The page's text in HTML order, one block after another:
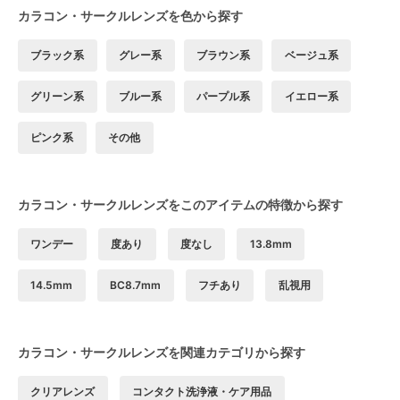
カラコン・サークルレンズを色から探す
ブラック系 グレー系 ブラウン系 ベージュ系
グリーン系 ブルー系 パープル系 イエロー系
ピンク系 その他
カラコン・サークルレンズをこのアイテムの特徴から探す
ワンデー 度あり 度なし 13.8mm
14.5mm BC8.7mm フチあり 乱視用
カラコン・サークルレンズを関連カテゴリから探す
クリアレンズ コンタクト洗浄液・ケア用品